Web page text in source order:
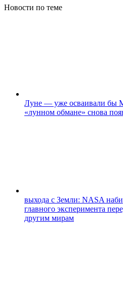
Новости по теме
Луне — уже осваивали бы
«лунном обмане» снова
выхода с Земли: NASA
главного эксперимента
другим мирам